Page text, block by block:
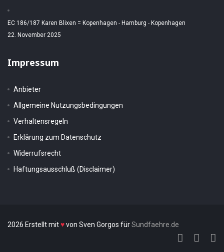
EC 186/187 Karen Blixen = Kopenhagen - Hamburg - Kopenhagen
22. November 2025
Impressum
Anbieter
Allgemeine Nutzungsbedingungen
Verhaltensregeln
Erklärung zum Datenschutz
Widerrufsrecht
Haftungsausschluß (Disclaimer)
2026 Erstellt mit♥von Sven Gorgos fürSundfaehre.de